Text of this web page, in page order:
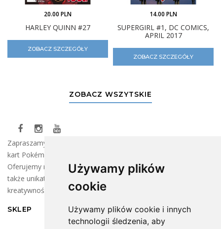
Używamy plików
cookie
Używamy plików cookie i innych
technologii śledzenia, aby
HARLEY QUINN #27
20.00 PLN
ZOBACZ SZCZEGÓŁY
SUPERGIRL #1, DC COMICS,
APRIL 2017
14.00 PLN
ZOBACZ SZCZEGÓŁY
ZOBACZ WSZYTSKIE
Zapraszamy do naszego sklepu, gdzie znajdziesz szeroki wybór
kart Pokémon oraz klocków LEGO dla wszystkich fanów!
Oferujemy najnowsze kolekcje kart do wymiany i zbierania, a
także unikatowe zestawy LEGO, które rozbudzą Twoją
kreatywność.
SKLEP